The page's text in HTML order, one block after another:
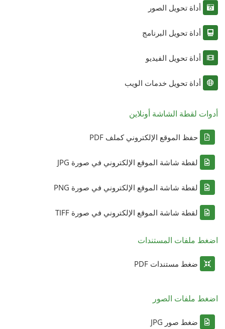
أداة تحويل الصور
أداة تحويل البرنامج
أداة تحويل الفيديو
أداة تحويل خدمات الويب
أدوات لقطة الشاشة أونلاين
حفظ الموقع الإلكتروني كملف PDF
لقطة شاشة الموقع الإلكتروني في صورة JPG
لقطة شاشة الموقع الإلكتروني في صورة PNG
لقطة شاشة الموقع الإلكتروني في صورة TIFF
اضغط ملفات المستندات
ضغط مستندات PDF
اضغط ملفات الصور
ضغط صور JPG